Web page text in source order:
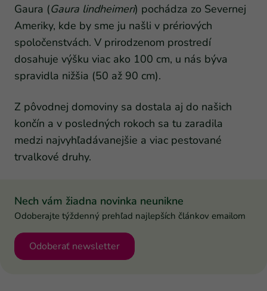
Gaura (Gaura lindheimeri) pochádza zo Severnej
Ameriky, kde by sme ju našli v prériových
spoločenstvách. V prirodzenom prostredí
dosahuje výšku viac ako 100 cm, u nás býva
spravidla nižšia (50 až 90 cm).
Z pôvodnej domoviny sa dostala aj do našich
končín a v posledných rokoch sa tu zaradila
medzi najvyhľadávanejšie a viac pestované
trvalkové druhy.
Nech vám žiadna novinka neunikne
Odoberajte týždenný prehľad najlepších článkov emailom
Odoberať newsletter